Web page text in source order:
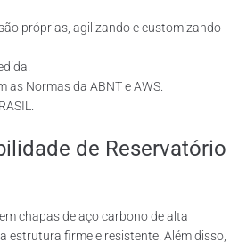
próprias, agilizando e customizando
as Normas da ABNT e AWS.
de Reservatório
chapas de aço carbono de alta
estrutura firme e resistente. Além disso,